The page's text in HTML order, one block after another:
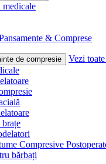
medicale
& Comprese
de compresie
Vezi
Compresive
bărbați